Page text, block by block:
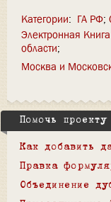
Категории: ГА РФ
Электронная
области
Москва и
Помочь проекту
Как добавить
Правка
Объединение